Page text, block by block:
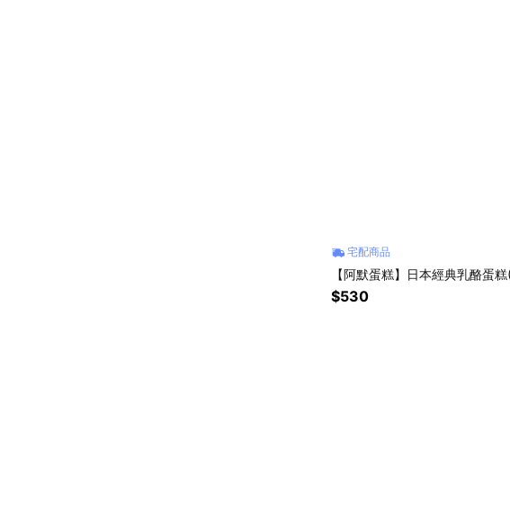
宅配商品
【阿默蛋糕】日本經典乳酪蛋
$530